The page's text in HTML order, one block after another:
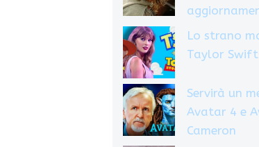
Lo strano
Taylor
Servirà un
Avatar 4 e
Cameron